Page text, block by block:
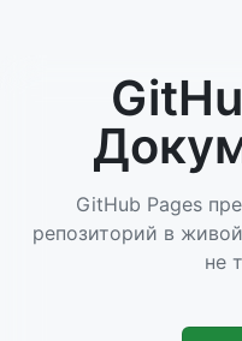
GitHub Pages
репозиторий в
не